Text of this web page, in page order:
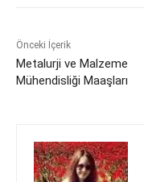
Önceki İçerik
Metalurji ve Malzeme
Mühendisliği Maaşları